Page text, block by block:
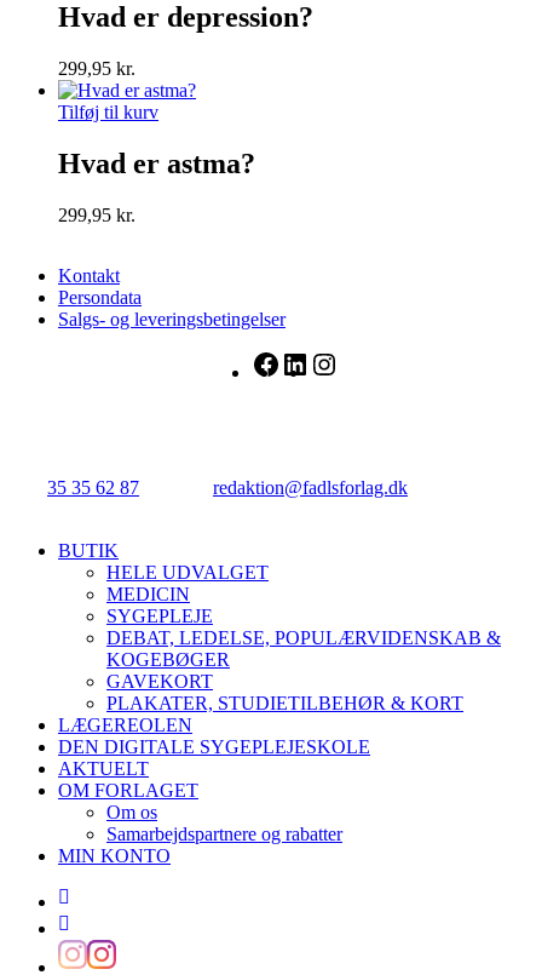
Hvad er depression?
299,95 kr.
Tilføj til kurv
Hvad er astma?
299,95 kr.
Kontakt
Persondata
Salgs- og leveringsbetingelser
Facebook
LinkedIn
35 35 62 87 redaktion@fadlsforlag.dk
Close
BUTIK
HELE UDVALGET
MEDICIN
SYGEPLEJE
DEBAT, LEDELSE, POPULÆRVIDENSKAB &
KOGEBØGER
GAVEKORT
PLAKATER, STUDIETILBEHØR & KORT
LÆGEREOLEN
DEN DIGITALE SYGEPLEJESKOLE
AKTUELT
OM FORLAGET
Om os
Samarbejdspartnere og rabatter
MIN KONTO
facebook
linkedin
instagram